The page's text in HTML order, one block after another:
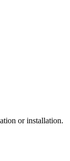
or installation.